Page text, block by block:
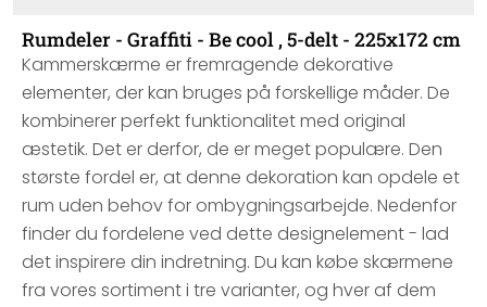
Rumdeler - Graffiti - Be cool , 5-delt - 225x172 cm
Kammerskærme er fremragende dekorative
elementer, der kan bruges på forskellige måder. De
kombinerer perfekt funktionalitet med original
æstetik. Det er derfor, de er meget populære. Den
største fordel er, at denne dekoration kan opdele et
rum uden behov for ombygningsarbejde. Nedenfor
finder du fordelene ved dette designelement - lad
det inspirere din indretning. Du kan købe skærmene
fra vores sortiment i tre varianter, og hver af dem